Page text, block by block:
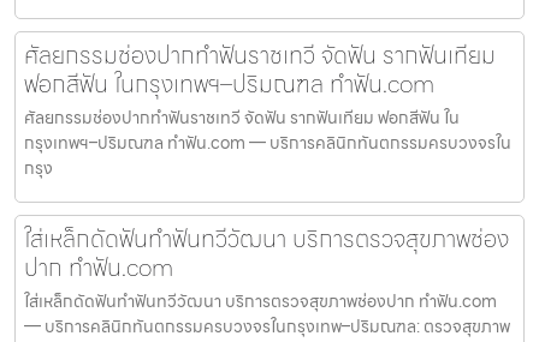
ศัลยกรรมช่องปากทำฟันราชเทวี จัดฟัน รากฟันเทียม
ฟอกสีฟัน ในกรุงเทพฯ–ปริมณฑล ทำฟัน.com
ศัลยกรรมช่องปากทำฟันราชเทวี จัดฟัน รากฟันเทียม ฟอกสีฟัน ใน
กรุงเทพฯ–ปริมณฑล ทำฟัน.com — บริการคลินิกทันตกรรมครบวงจรใน
กรุง
ใส่เหล็กดัดฟันทำฟันทวีวัฒนา บริการตรวจสุขภาพช่อง
ปาก ทำฟัน.com
ใส่เหล็กดัดฟันทำฟันทวีวัฒนา บริการตรวจสุขภาพช่องปาก ทำฟัน.com
— บริการคลินิกทันตกรรมครบวงจรในกรุงเทพ–ปริมณฑล: ตรวจสุขภาพ